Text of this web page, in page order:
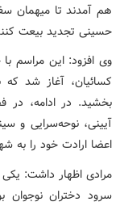
هم آمدند تا میهمان
حسینی تجدید بیعت
وی افزود: این مراسم
کسائیان، آغاز شد
بخشید. در ادامه، در
آیینی، نوحه‌سرایی و
اعضا ارادت خود را به
مرادی اظهار داشت: یکی
سرود دختران نوجوان